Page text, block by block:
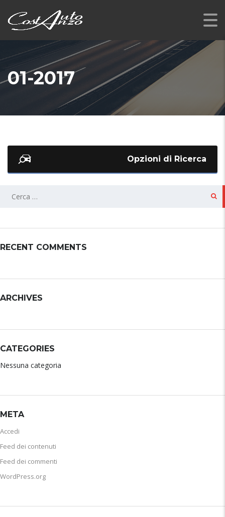
01-2017
Opzioni di Ricerca
RECENT COMMENTS
ARCHIVES
CATEGORIES
Nessuna categoria
META
Accedi
Feed dei contenuti
Feed dei commenti
WordPress.org